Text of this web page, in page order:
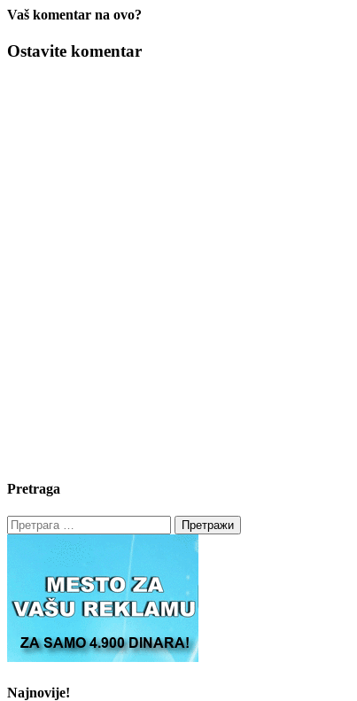
Vaš komentar na ovo?
Ostavite komentar
Pretraga
Претрага
за:
Najnovije!